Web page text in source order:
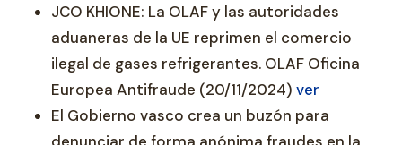
JCO KHIONE: La OLAF y las autoridades
aduaneras de la UE reprimen el comercio
ilegal de gases refrigerantes. OLAF Oficina
Europea Antifraude (20/11/2024) ver
El Gobierno vasco crea un buzón para